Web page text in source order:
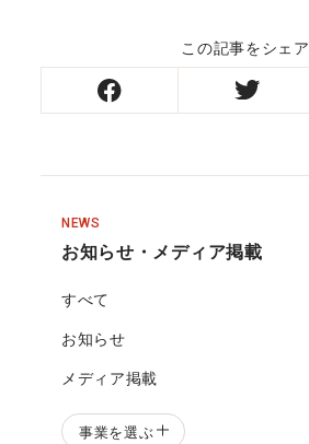
この記事をシェア
NEWS
お知らせ・メディア掲載
すべて
お知らせ
メディア掲載
事業を選ぶ